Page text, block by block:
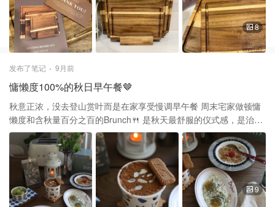
天 核桃芝麻黑豆粉成了我理想的健康搭档 早上来一杯，补充能量，
下午来一杯，缓解疲劳 对于注重养生，追求自然的现代人来说 那一
杯温热的核桃芝麻黑豆粉 不只是营养，更是一种温暖的陪伴
沟防止水从案板流下来 后面是有不同大小的凹槽，可以做
cheeseboard 两面颜值都很高，三个都是双面，等于买了六个案板
板子两边有手柄凹槽，方便直接拿着案板挪动 相思木制作的切菜板
有很多优点 比如它坚固耐用，密度高、不易渗透 而且不伤刀刃，易
于清洁 但需要定期保养以防止木材干燥 可以涂抹专用护木油或食用
8
发布了笔记 9月前
慵懒度100%的秋日早午餐🤎
秋意正浓，没去登山赏叶而是在家享受慢调早午餐 周末宅家做顿慵
懒度和含秋量百分之百的Brunch🍴 是秋天最舒服的仪式感，是治愈
系的小确幸 日历11月图案刚好和舅舅家买的花Match🌸 再点上一个
蜡烛🕯️，自然而然更有秋日的氛围感 ☕️咖啡 🍯蜂蜜肉桂拿铁 萃取好
意式浓缩加入蜂蜜调味 打好奶泡倒入意式浓缩中，拉花没拉好没关
系 上面撒肉桂粉，最后杏仁片和焦糖饼干装饰 🥚煎蛋 🍳Sunny
Side Up 把鸡蛋直接磕入倒好油的平底锅小火煎至底部成型 慢慢倒
入平盘撒少量🧂，黑胡椒，Parsley碎点缀 🧇华夫饼 🍮Waffle在超市
9